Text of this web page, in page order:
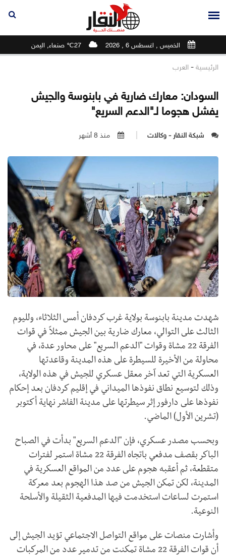
الخميس , اغسطس 6 , 2026 27℃ صنعاء, اليمن
الرئيسية - العرب
السودان: معارك ضارية في بابنوسة والجيش
يفشل هجوما لـ"الدعم السريع"
شبكة النقار - وكالات منذ 8 أشهر
شهدت مدينة بابنوسة بولاية غرب كردفان أمس الثلاثاء، ولليوم
الثالث على التوالي، معارك ضارية بين الجيش ممثلاً في قوات
الفرقة 22 مشاة وقوات "الدعم السريع" على محاور عدة، في
محاولة من الأخيرة للسيطرة على هذه المدينة وقاعدتها
العسكرية التي تعد آخر معقل عسكري للجيش في هذه الولاية،
وذلك لتوسيع نطاق نفوذها الميداني في إقليم كردفان بعد إحكام
نفوذها على دارفور إثر سيطرتها على مدينة الفاشر نهاية أكتوبر
(تشرين الأول) الماضي.
وبحسب مصدر عسكري، فإن "الدعم السريع" بدأت في الصباح
الباكر بقصف مدفعي باتجاه الفرقة 22 مشاة استمر لفترات
متقطعة، ثم أعقبه هجوم على عدد من المواقع العسكرية في
المدينة، لكن تمكن الجيش من صد هذا الهجوم بعد معركة
استمرت لساعات استخدمت فيها المدفعية الثقيلة والأسلحة
النوعية.
وأشارت منصات على مواقع التواصل الاجتماعي تؤيد الجيش إلى
أن قوات الفرقة 22 مشاة تمكنت من تدمير عدد من المركبات